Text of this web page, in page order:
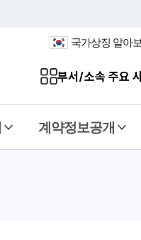
국가상징 알아
부서/소속 주요
계약정보공개